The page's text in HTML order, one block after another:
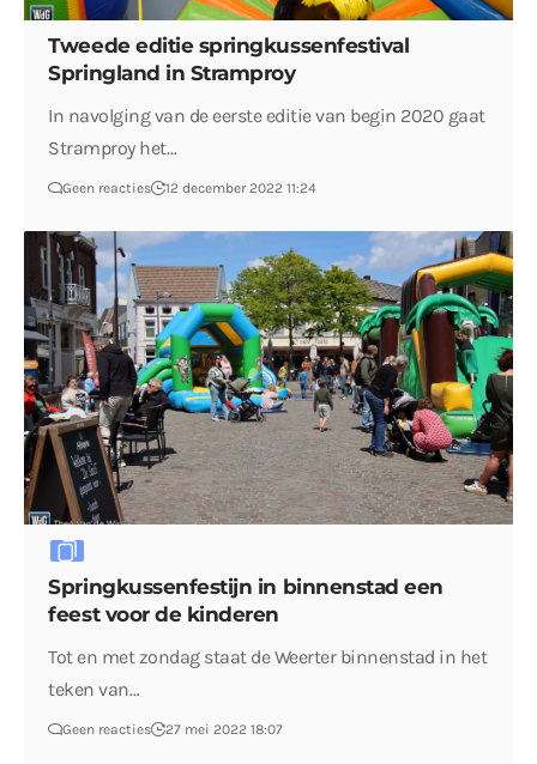
Tweede editie springkussenfestival
Springland in Stramproy
In navolging van de eerste editie van begin 2020 gaat
Stramproy het…
Geen reacties 12 december 2022 11:24
Springkussenfestijn in binnenstad een
feest voor de kinderen
Tot en met zondag staat de Weerter binnenstad in het
teken van…
Geen reacties 27 mei 2022 18:07